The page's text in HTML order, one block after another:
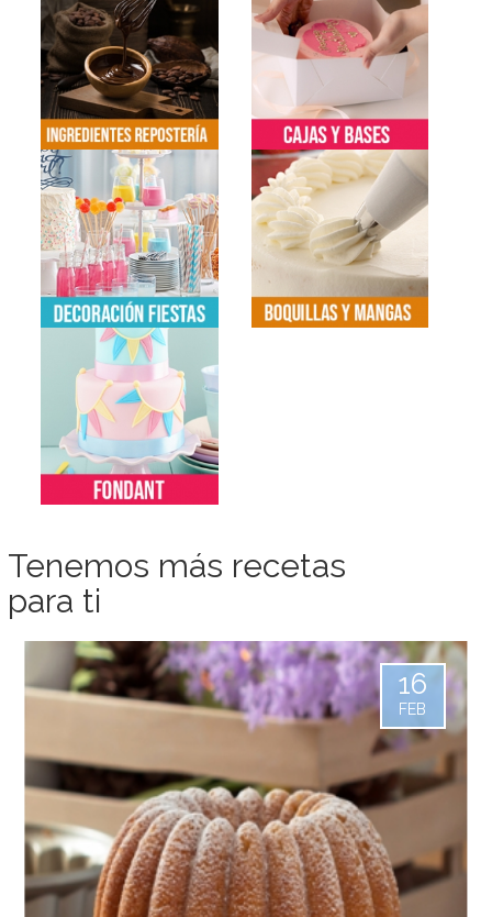
Tenemos más recetas
para ti
16
FEB